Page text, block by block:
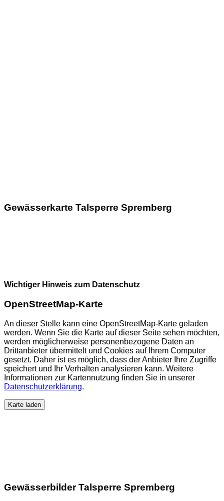
Gewässerkarte Talsperre Spremberg
Wichtiger Hinweis zum Datenschutz
OpenStreetMap-Karte
An dieser Stelle kann eine OpenStreetMap-Karte geladen
werden. Wenn Sie die Karte auf dieser Seite sehen möchten,
werden möglicherweise personenbezogene Daten an
Drittanbieter übermittelt und Cookies auf Ihrem Computer
gesetzt. Daher ist es möglich, dass der Anbieter Ihre Zugriffe
speichert und Ihr Verhalten analysieren kann. Weitere
Informationen zur Kartennutzung finden Sie in unserer
Datenschutzerklärung.
Karte laden
Gewässerbilder Talsperre Spremberg